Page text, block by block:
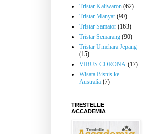
Tristar Kaliwaron (62)
Tristar Manyar (90)
Tristar Samator (163)
Tristar Semarang (90)
Tristar Umehara Jepang
(15)
VIRUS CORONA (17)
Wisata Bisnis ke
Australia (7)
TRESTELLE
ACCADEMIA